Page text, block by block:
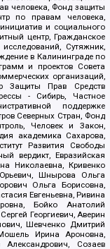
человека, Фонд защиты
по правам человека,
и социального
центр, Гражданское
Сутяжник,
в Калининграде по
и проектов Совета
организаций,
Защиты Прав Средств
- Сибирь, Частное
поддержке
Северных Стран, Фонд
Человек и Закон,
академика Сахарова,
Развития Свободы
вердикт, Евразийская
Николаевна, Кривенко
Шнырова Ольга
Ольга Борисовна,
Евгеньевна, Ривина
Бойко Анатолий
Георгиевич, Аверин
Шевченко Дмитрий
Ирина Ароновна,
Созаев